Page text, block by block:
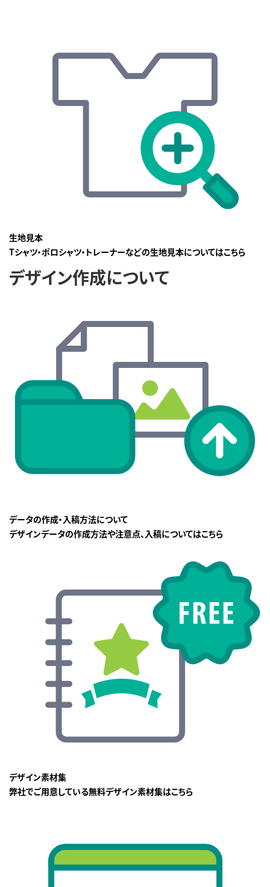
生地見本
Tシャツ・ポロシャツ・トレーナーなどの生地見本についてはこちら
デザイン作成について
データの作成・入稿方法について
デザインデータの作成方法や注意点、入稿についてはこちら
デザイン素材集
弊社でご用意している無料デザイン素材集はこちら